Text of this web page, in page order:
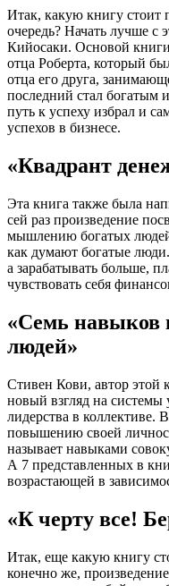
Итак, какую книгу стоит
очередь? Начать лучше с
Кийосаки. Основой книги
отца Роберта, который
отца его друга,
последний стал богатым
путь к успеху избрал и
успехов в бизнесе.
«Квадрант
Эта книга также была
сей раз произведение
мышлению богатых
как думают богатые
а зарабатывать больше,
чувствовать себя
«Семь навыков
людей»
Стивен Кови, автор этой
новый взгляд на системы
лидерства в коллективе.
повышению своей
называет навыками
А 7 представленных в
возрастающей в
«К черту все!
Итак, еще какую книгу
конечно же,